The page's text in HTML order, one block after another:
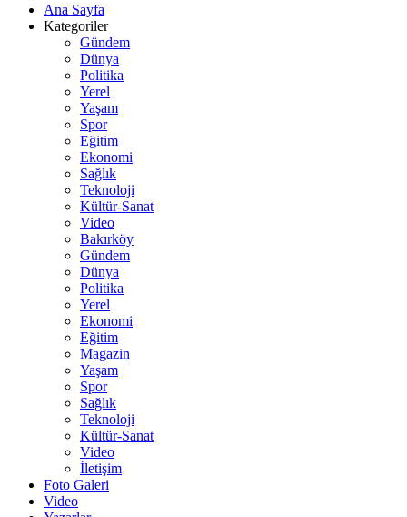
Ana Sayfa
Kategoriler
Gündem
Dünya
Politika
Yerel
Yaşam
Spor
Eğitim
Ekonomi
Sağlık
Teknoloji
Kültür-Sanat
Video
Bakırköy
Gündem
Dünya
Politika
Yerel
Ekonomi
Eğitim
Magazin
Yaşam
Spor
Sağlık
Teknoloji
Kültür-Sanat
Video
İletişim
Foto Galeri
Video